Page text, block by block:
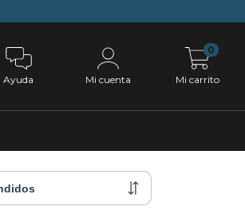
Ayuda Mi cuenta Mi carrito
0